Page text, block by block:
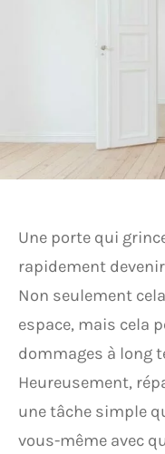
Une porte qui
rapidement
Non seulement
espace, mais cela
dommages à long
Heureusement,
une tâche simple
vous-même avec